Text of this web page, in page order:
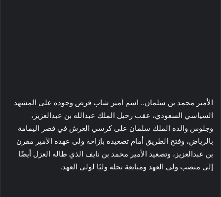
الأمير محمد بن سلمان.. اسم أمير شاب فرض وجوده على المشهد
السياسي السعودي، عقب رحيل الملك عبدالله بن عبدالعزيز،
وجلوس والده الملك سلمان على كرسي العرش في قصر اليمامة
بالرياض، وفتح الطريق أمام تصعيده بإزاحة ولى عهده الأمير مقرن
بن عبدالعزيز، وتصعيد الأمير محمد بن نايف الذي طاله العزل أيضًا
إلى منصب ولى العهد ومبايعة نجله وليًا لولى العهد.